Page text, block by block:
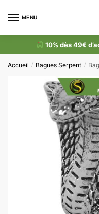
MENU
10% dès 49€
Accueil / Bagues Serpent /